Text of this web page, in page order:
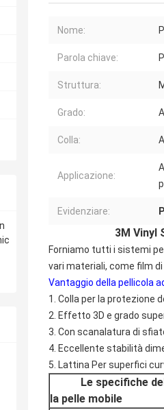
Nome:
Parola chiave:
Struttura:
Grado:
Colla:
Applicazione:
Evidenziare:
3M Vinyl
Forniamo tutti i sistemi
vari materiali, come film
Vantaggio della pellicola
1. Colla per la protezione
2. Effetto 3D e grado
3. Con scanalatura di
4. Eccellente stabilità
5. Lattina Per superfici
Le specifiche
la pelle mobile